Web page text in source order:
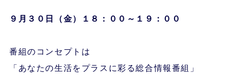
９月３０ 日（金）１８：００～１９：００
番組のコンセプトは
「あなたの生活をプラスに彩る総合情報番組」